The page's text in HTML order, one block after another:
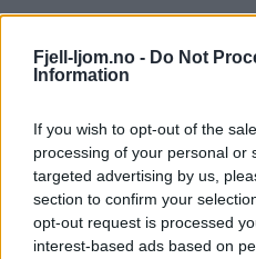
Fjell-ljom.no - Do Not
Information
If you wish to opt-out of the
processing of your personal or
targeted advertising by us,
section to confirm your
opt-out request is processed
interest-based ads based on